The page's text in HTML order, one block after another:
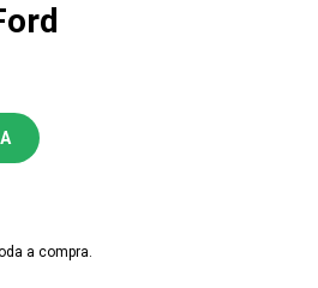
a compra.